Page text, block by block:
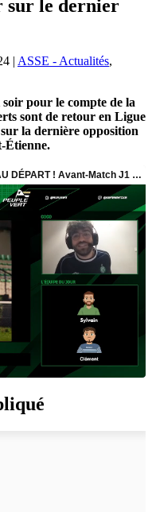
sur le dernier
| ASSE - Actualités,
pour le compte de la
sont de retour en Ligue
la dernière opposition
Étienne.